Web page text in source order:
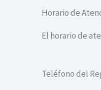
Horario de
El horario de
Teléfono del